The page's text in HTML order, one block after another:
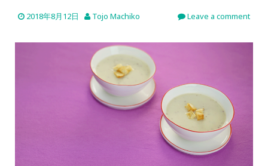
2018年8月12日 Tojo Machiko Leave a comment